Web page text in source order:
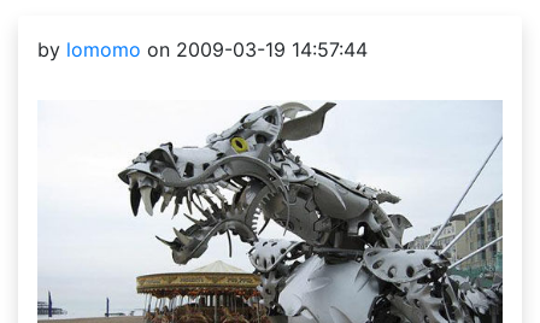
by lomomo on 2009-03-19 14:57:44